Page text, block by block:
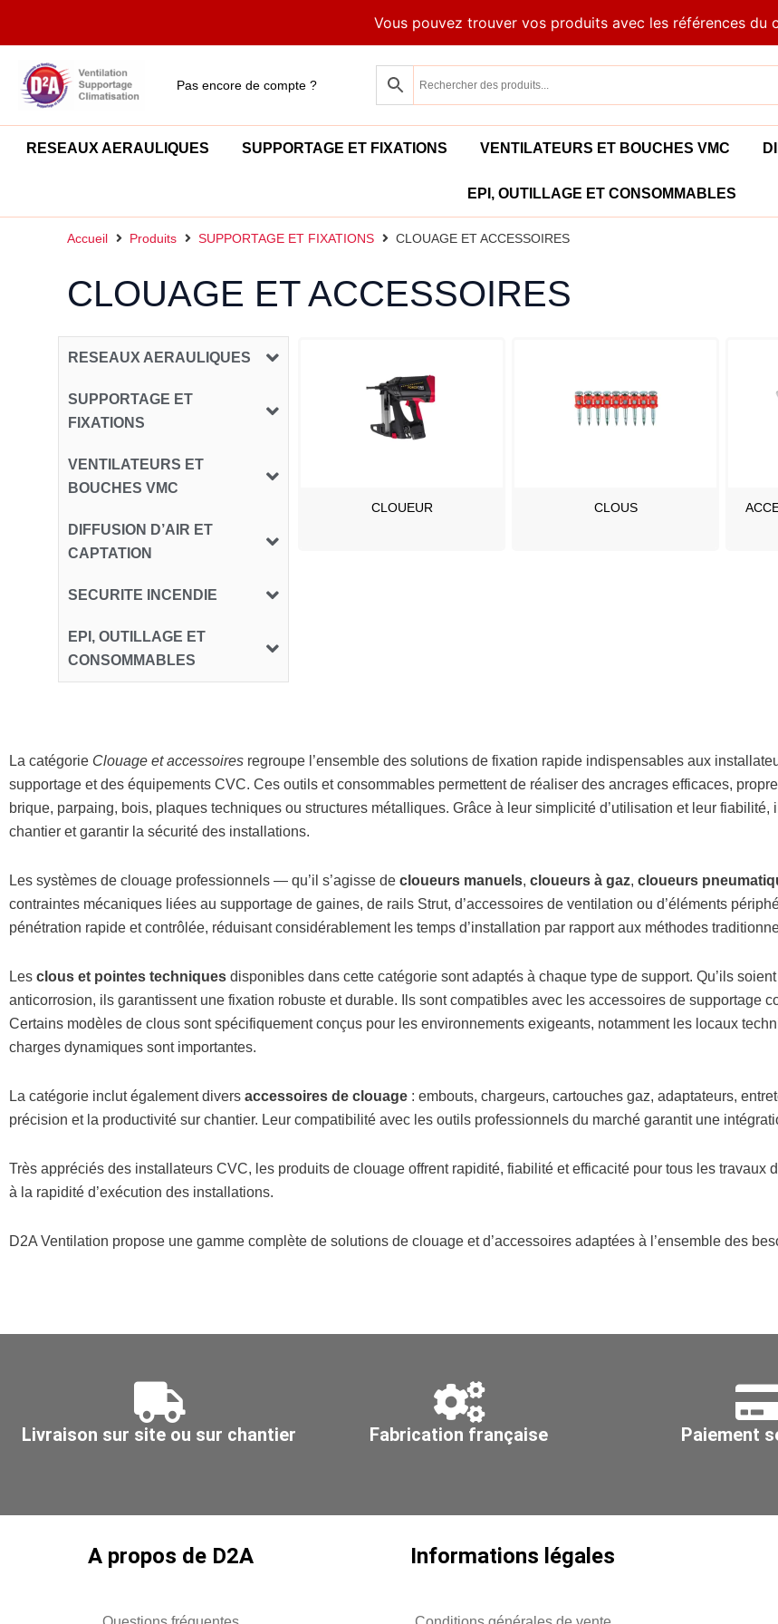
Vous pouvez trouver vos produits avec les références du
Pas encore de compte ?
RESEAUX AERAULIQUES SUPPORTAGE ET FIXATIONS VENTILATEURS ET BOUCHES VMC
EPI, OUTILLAGE ET CONSOMMABLES
Accueil Produits SUPPORTAGE ET FIXATIONS CLOUAGE ET ACCESSOIRES
CLOUAGE ET ACCESSOIRES
RESEAUX AERAULIQUES
SUPPORTAGE ET
FIXATIONS
VENTILATEURS ET
BOUCHES VMC
DIFFUSION D’AIR ET
CAPTATION
SECURITE INCENDIE
EPI, OUTILLAGE ET
CONSOMMABLES
CLOUEUR CLOUS
La catégorie Clouage et accessoires regroupe l’ensemble des solutions de fixation rapide indispensables aux
supportage et des équipements CVC. Ces outils et consommables permettent de réaliser des ancrages efficaces,
brique, parpaing, bois, plaques techniques ou structures métalliques. Grâce à leur simplicité d’utilisation et leur
chantier et garantir la sécurité des installations.
Les systèmes de clouage professionnels — qu’il s’agisse de cloueurs manuels, cloueurs à gaz, cloueurs
contraintes mécaniques liées au supportage de gaines, de rails Strut, d’accessoires de ventilation ou d’éléments
pénétration rapide et contrôlée, réduisant considérablement les temps d’installation par rapport aux méthodes
Les clous et pointes techniques disponibles dans cette catégorie sont adaptés à chaque type de support. Qu’ils
anticorrosion, ils garantissent une fixation robuste et durable. Ils sont compatibles avec les accessoires de supportage
Certains modèles de clous sont spécifiquement conçus pour les environnements exigeants, notamment les locaux
charges dynamiques sont importantes.
La catégorie inclut également divers accessoires de clouage : embouts, chargeurs, cartouches gaz, adaptateurs,
précision et la productivité sur chantier. Leur compatibilité avec les outils professionnels du marché garantit une
Très appréciés des installateurs CVC, les produits de clouage offrent rapidité, fiabilité et efficacité pour tous les
à la rapidité d’exécution des installations.
D2A Ventilation propose une gamme complète de solutions de clouage et d’accessoires adaptées à l’ensemble des
Livraison sur site ou sur chantier Fabrication française Paiement
A propos de D2A Informations légales